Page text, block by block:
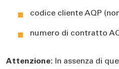
codice cliente AQP
numero di contratto
Attenzione: In assenza di